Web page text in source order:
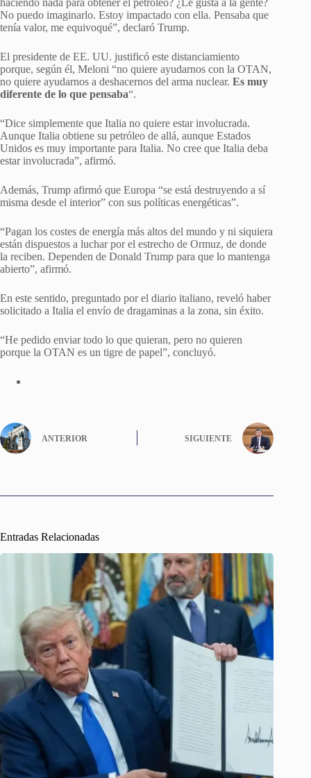
No puedo imaginarlo. Estoy impactado con ella. Pensaba que
tenía valor, me equivoqué”, declaró Trump.
El presidente de EE. UU. justificó este distanciamiento
porque, según él, Meloni “no quiere ayudarnos con la OTAN,
no quiere ayudarnos a deshacernos del arma nuclear. Es muy
diferente de lo que pensaba“.
“Dice simplemente que Italia no quiere estar involucrada.
Aunque Italia obtiene su petróleo de allá, aunque Estados
Unidos es muy importante para Italia. No cree que Italia deba
estar involucrada”, afirmó.
Además, Trump afirmó que Europa “se está destruyendo a sí
misma desde el interior” con sus políticas energéticas”.
“Pagan los costes de energía más altos del mundo y ni siquiera
están dispuestos a luchar por el estrecho de Ormuz, de donde
la reciben. Dependen de Donald Trump para que lo mantenga
abierto”, afirmó.
En este sentido, preguntado por el diario italiano, reveló haber
solicitado a Italia el envío de dragaminas a la zona, sin éxito.
“He pedido enviar todo lo que quieran, pero no quieren
porque la OTAN es un tigre de papel”, concluyó.
ANTERIOR SIGUIENTE
Entradas Relacionadas